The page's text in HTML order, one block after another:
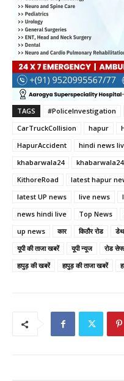
TAGS #PoliceInvestigation
CarTruckCollision
hapur
HapurAccident
hindi news
khabarwala24
KithoreRoad
latest hapur
latest UP news
live news
news hindi live
Top News
up news
कार किठौर रोड डेथ
यूपी की ताजा खबरें
यूपी न्यूज रोड
हापुड़ की खबरें
हापुड़ की ताजा खबरें